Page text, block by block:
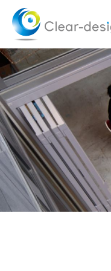
Skip
content